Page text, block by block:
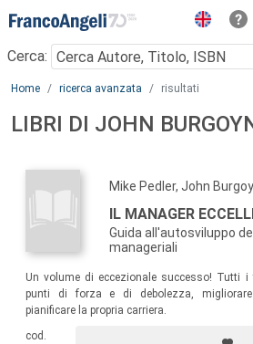
Menu
Cerca:
Main content
Home ricerca avanzata risultati
LIBRI DI JOHN
Mike Pedler, John
IL MANAGER
Guida all'autosviluppo
manageriali
Un volume di eccezionale successo! Tutti i
punti di forza e di debolezza,
pianificare la propria carriera.
cod.